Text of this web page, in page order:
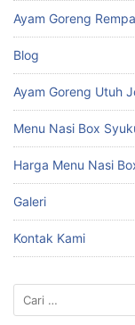
Ayam Goreng
Blog
Ayam Goreng Utuh
Menu Nasi Box
Harga Menu Nasi
Galeri
Kontak Kami
Cari
untuk: